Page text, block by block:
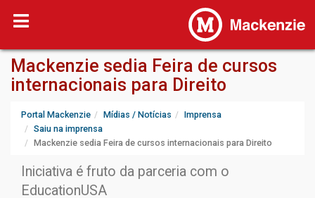
Mackenzie sedia Feira de cursos
internacionais para Direito
Portal Mackenzie Mídias / Notícias
Imprensa
Saiu na imprensa
Mackenzie sedia Feira de cursos internacionais para Direito
Iniciativa é fruto da parceria com o
EducationUSA